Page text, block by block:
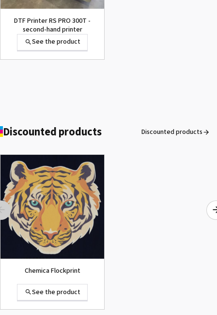
DTF Printer RS PRO 300T -
second-hand printer
See the product
ROLAND DG VersaArt RE-640 /
SECOND-HAND
See the product
Discounted products Discounted products
Chemica Flockprint
See the product